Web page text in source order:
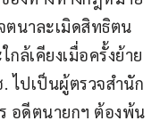
ตนาละเมิดสิทธิตน
ล้เคียงเมื่อครั้งย้าย
ไปเป็นผู้ตรวจสำนัก
อดีตนายกฯ ต้องพ้น